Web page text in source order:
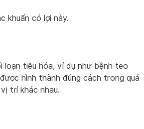
khuẩn có lợi này.
loạn tiêu hóa, ví dụ như bệnh teo
hình thành đúng cách trong quá
trí khác nhau.